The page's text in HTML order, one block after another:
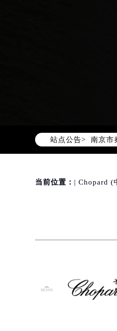
站点公告>
2026
2026
萧邦
2026
北京
北京
天津
上海
上海
南京市
常州市
扬州市
泰州
嘉兴
南昌市
济南
当前位置： | Chopard (